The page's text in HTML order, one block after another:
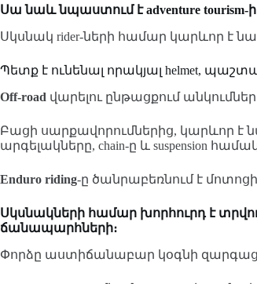
Սա նաև նպաստում է adventure
Սկսնակ rider-ների համար կարևոր է
Պետք է ունենալ որակյալ helmet,
Off-road վարելու ընթացքում
Բացի սարքավորումներից, կարևոր
արգելակները, chain-ը և suspension
Enduro riding-ը ծանրաբեռնում է
Սկսնակների համար խորհուրդ է
ճանապարհների։
Փորձը աստիճանաբար կօգնի